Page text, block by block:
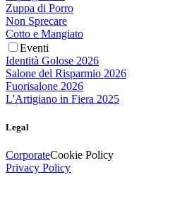
Zuppa di Porro
Non Sprecare
Cotto e Mangiato
Eventi
Identità Golose 2026
Salone del Risparmio 2026
Fuorisalone 2026
L'Artigiano in Fiera 2025
Legal
CorporateCookie Policy
Privacy Policy